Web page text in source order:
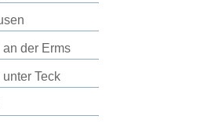
an der Erms
Teck